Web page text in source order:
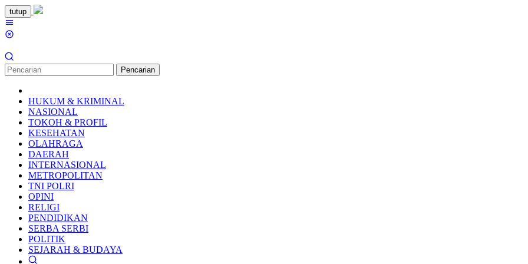
Loncat
ke
konten
tutup
Pencarian
HUKUM & KRIMINAL
NASIONAL
TOKOH & PROFIL
KESEHATAN
OLAHRAGA
DAERAH
INTERNASIONAL
METROPOLITAN
TNI POLRI
OPINI
RELIGI
PENDIDIKAN
SERBA SERBI
POLITIK
SEJARAH & BUDAYA